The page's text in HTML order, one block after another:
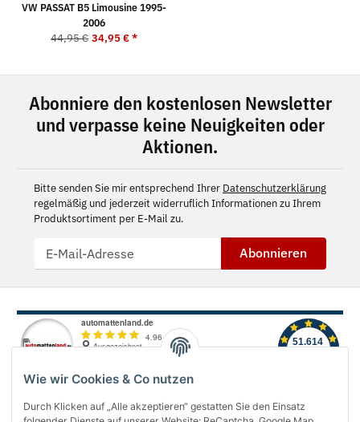
Wie wir Cookies & Co nutzen
Durch Klicken auf „Alle akzeptieren“ gestatten Sie den Einsatz
VW PASSAT B5 Limousine 1995-
2006
44,95 € 34,95 €*
Abonniere den kostenlosen Newsletter
und verpasse keine Neuigkeiten oder
Aktionen.
Bitte senden Sie mir entsprechend Ihrer Datenschutzerklärung
regelmäßig und jederzeit widerruflich Informationen zu Ihrem
Produktsortiment per E-Mail zu.
Abonnieren